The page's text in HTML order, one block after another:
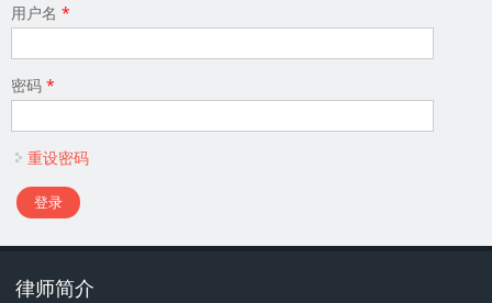
用户名 *
密码 *
重设密码
律师简介